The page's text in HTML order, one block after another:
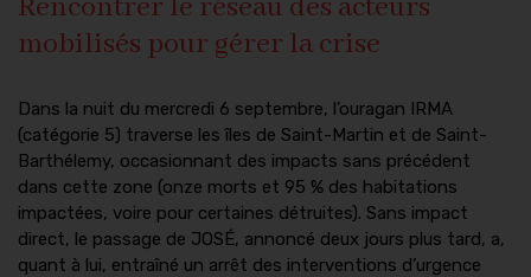
Rencontrer le réseau des acteurs
mobilisés pour gérer la crise
Dans la nuit du mercredi 6 septembre, l’ouragan IRMA
(catégorie 5) traverse les îles de Saint-Martin et de Saint-
Barthélemy, occasionnant des impacts sans précédent
dans cette zone (onze morts et 95 % des habitations
impactées, voire pour certaines détruites). Sans impact
direct, le passage de JOSÉ, annoncé deux jours plus tard, a,
quant à lui, entraîné un arrêt des interventions d’urgence